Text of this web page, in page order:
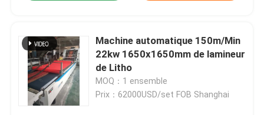
Machine automatique 150m/Min
22kw 1650x1650mm de lamineur
de Litho
MOQ：1 ensemble
Prix：62000USD/set FOB Shanghai